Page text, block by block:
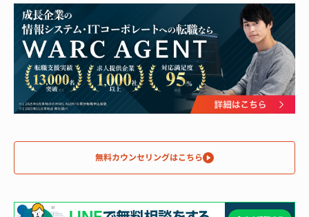
無料カウンセリングはこちら